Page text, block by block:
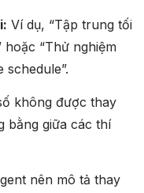
Ví dụ, “Tập trung tối
hoặc “Thử nghiệm
không được thay
bằng giữa các thí
nên mô tả thay